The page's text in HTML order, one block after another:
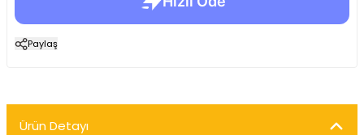
Paylaş
Ürün Detayı